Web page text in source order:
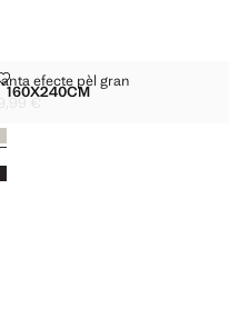
160X240CMMANTA EFECTE PÈL GRAN
efecte pèl gran
MANTA EFECTE PÈL GRAN
€